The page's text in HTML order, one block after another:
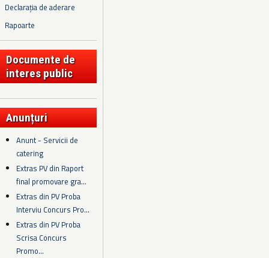
Declarația de aderare
Rapoarte
Documente de
interes public
Anunțuri
Anunt - Servicii de
catering
Extras PV din Raport
final promovare gra...
Extras din PV Proba
Interviu Concurs Pro...
Extras din PV Proba
Scrisa Concurs
Promo...